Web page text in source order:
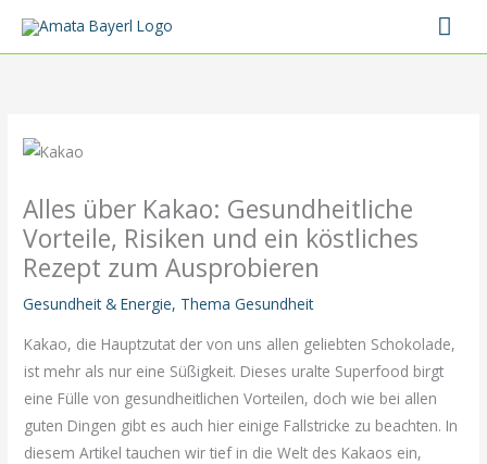
Inhalt
Alles über Kakao: Gesundheitliche
Vorteile, Risiken und ein köstliches
Rezept zum Ausprobieren
Gesundheit & Energie, Thema Gesundheit
Kakao, die Hauptzutat der von uns allen geliebten Schokolade,
ist mehr als nur eine Süßigkeit. Dieses uralte Superfood birgt
eine Fülle von gesundheitlichen Vorteilen, doch wie bei allen
guten Dingen gibt es auch hier einige Fallstricke zu beachten. In
diesem Artikel tauchen wir tief in die Welt des Kakaos ein,